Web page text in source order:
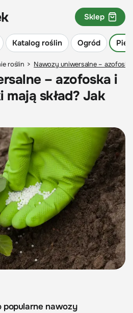
Katalog roślin Ogród
Sklep
roślin > Nawozy uniwersalne –
– azofoska i
skład? Jak
popularne nawozy